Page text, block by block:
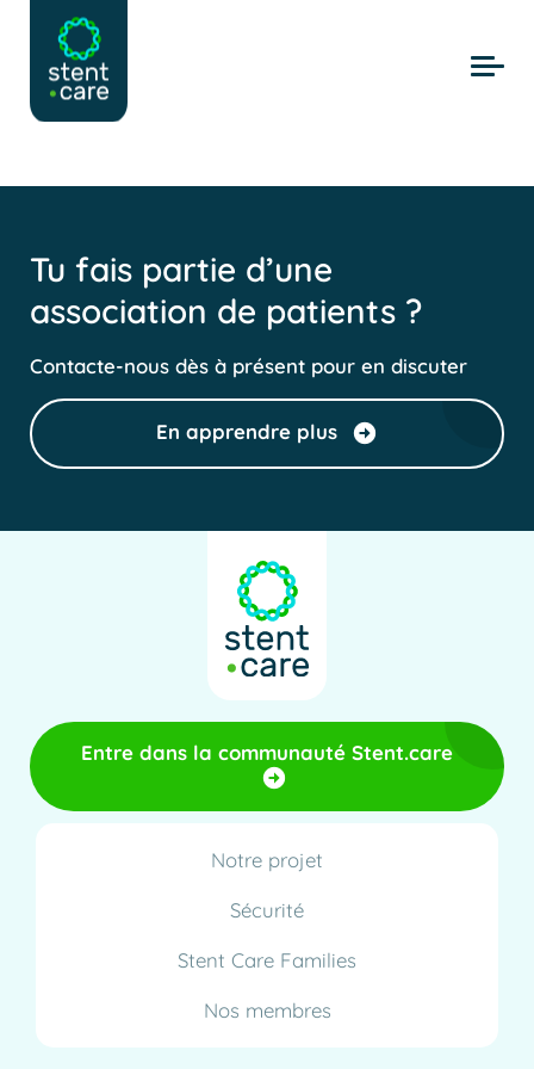
Skip to main content
Tu fais partie d’une
association de patients ?
Contacte-nous dès à présent pour en discuter
En apprendre plus
Entre dans la communauté Stent.care
Notre projet
Sécurité
Stent Care Families
Nos membres